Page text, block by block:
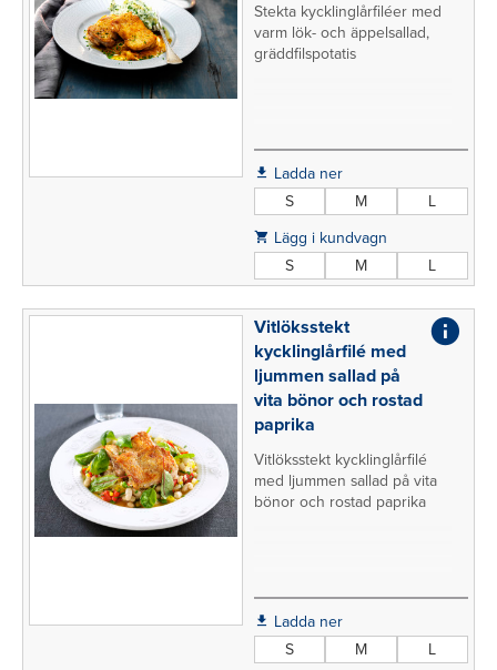
Stekta kycklinglårfiléer med
varm lök- och äppelsallad,
gräddfilspotatis
Ladda ner
S
M
L
Lägg i kundvagn
S
M L
Vitlöksstekt
kycklinglårfilé med
ljummen sallad på
vita bönor och rostad
paprika
Vitlöksstekt kycklinglårfilé
med ljummen sallad på vita
bönor och rostad paprika
Ladda ner
S
M L